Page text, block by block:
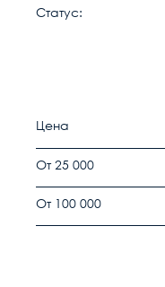
Статус:
Цена
От 25 000
От 100 000